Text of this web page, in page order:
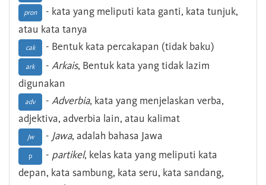
pron
- kata yang meliputi kata ganti, kata tunjuk,
atau kata tanya
cak - Bentuk kata percakapan (tidak baku)
ark - Arkais, Bentuk kata yang tidak lazim
digunakan
adv - Adverbia, kata yang menjelaskan verba,
adjektiva, adverbia lain, atau kalimat
Jw - Jawa, adalah bahasa Jawa
p - partikel, kelas kata yang meliputi kata
depan, kata sambung, kata seru, kata sandang,